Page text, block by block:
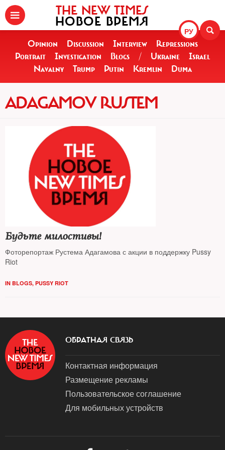
РУ
THE NEW TIMES
НОВОЕ ВРЕМЯ
Opinion Discussion Interview
Repressions
Portrait
Investigation Blogs / Ukraine
Israel
Navalny
Trump Putin Kremlin Duma
ADAGAMOV RUSTEM
Будьте милостивы!
Фоторепортаж Рустема Адагамова с акции в поддержку Pussy
Riot
IN BLOGS, PUSSY RIOT
ОБРАТНАЯ СВЯЗЬ
Контактная информация
Размещение рекламы
Пользовательское соглашение
Для мобильных устройств